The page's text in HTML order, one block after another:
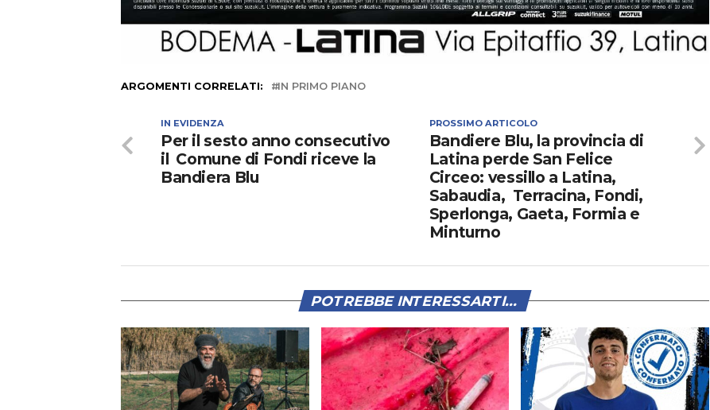
ARGOMENTI CORRELATI: IN PRIMO PIANO
PROSSIMO ARTICOLO
Bandiere Blu, la provincia di
Latina perde San Felice
Circeo: vessillo a Latina,
Sabaudia, Terracina, Fondi,
Sperlonga, Gaeta, Formia e
Minturno
IN EVIDENZA
Per il sesto anno consecutivo
il Comune di Fondi riceve la
Bandiera Blu
POTREBBE INTERESSARTI...